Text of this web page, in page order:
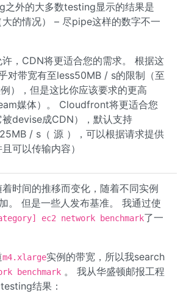
外的大多数testing显示的结果是
的情况） – 尽pipe这样的数字不一
，CDN将更适合您的需求。 根据这
对带宽有至less50MB / s的限制（至
），但是这比你应该要求的更高
媒体）。 Cloudfront将更适合您
被devise成CDN），默认支持
/ s（ 源 ），可以根据请求提供
可以传输内容）
时间的推移而变化，随着不同实例
。 但是一些人发布基准。 我通过使
ec2 network benchmark了一
m4.xlarge实例的带宽，所以我search
benchmark 。 我从华盛顿邮报工程
结果：